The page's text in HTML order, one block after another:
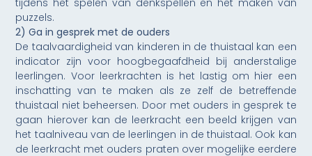
tijdens het spelen van denkspellen en het maken van
puzzels.
2) Ga in gesprek met de ouders
De taalvaardigheid van kinderen in de thuistaal kan een
indicator zijn voor hoogbegaafdheid bij anderstalige
leerlingen. Voor leerkrachten is het lastig om hier een
inschatting van te maken als ze zelf de betreffende
thuistaal niet beheersen. Door met ouders in gesprek te
gaan hierover kan de leerkracht een beeld krijgen van
het taalniveau van de leerlingen in de thuistaal. Ook kan
de leerkracht met ouders praten over mogelijke eerdere